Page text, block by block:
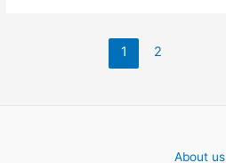
ai itt
er e
p
1 2
About us